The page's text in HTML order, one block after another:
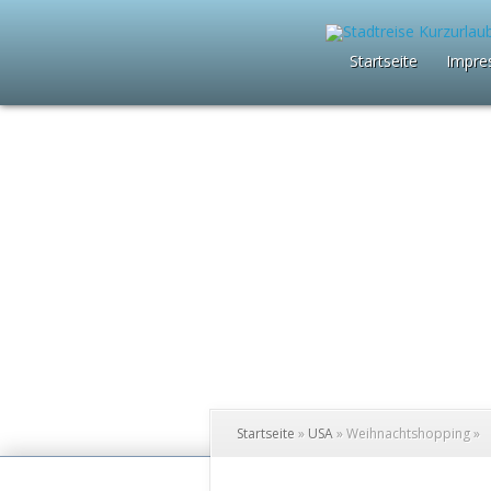
Startseite
Startseite » USA»Weihnachtshopping»